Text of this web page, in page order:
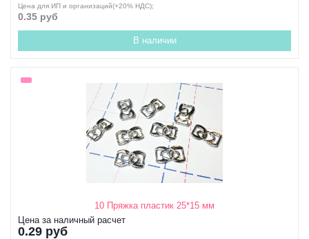
Цена для ИП и организаций(+20% НДС);
0.35 руб
В наличии
10 Пряжка пластик 25*15 мм
Цена за наличный расчет
0.29 руб